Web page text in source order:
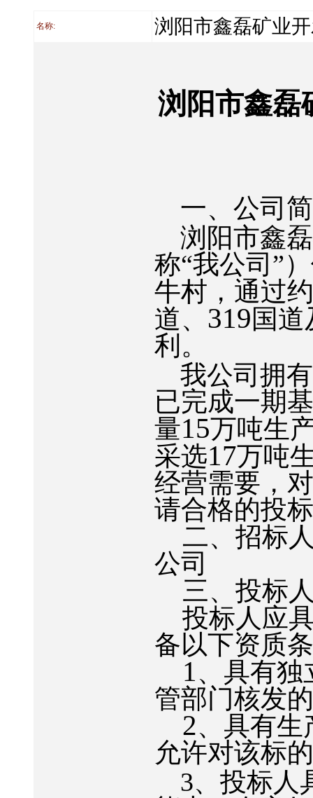
名称: 浏阳市鑫磊矿业
浏阳市鑫磊
一、公司
浏阳市鑫
称“我公司”
牛村，通过约
道、 319国
利。
我公司拥
已完成一期
量15万吨生
采选17万吨
经营需要，
请合格的投
二、招标
公司
三、投标
投标人应
备以下资质
1、具有
管部门核发
2、具有
允许对该标
3、投标人